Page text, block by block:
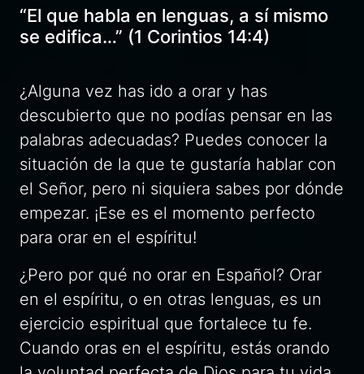
“El que habla en lenguas, a sí mismo
se edifica…” (1 Corintios 14:4)
¿Alguna vez has ido a orar y has
descubierto que no podías pensar en las
palabras adecuadas? Puedes conocer la
situación de la que te gustaría hablar con
el Señor, pero ni siquiera sabes por dónde
empezar. ¡Ese es el momento perfecto
para orar en el espíritu!
¿Pero por qué no orar en Español? Orar
en el espíritu, o en otras lenguas, es un
ejercicio espiritual que fortalece tu fe.
Cuando oras en el espíritu, estás orando